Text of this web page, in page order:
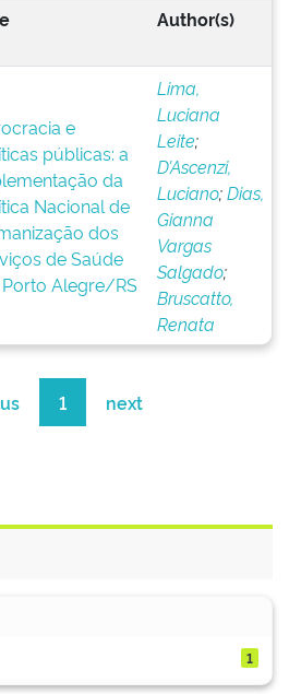
Author(s)
e
públicas: a
da
Nacional de
dos
de Saúde
Alegre/RS
Lima,
Luciana
Leite;
D’Ascenzi,
Luciano;Dias,
Gianna
Vargas
Salgado;
Bruscatto,
Renata
1 next
1